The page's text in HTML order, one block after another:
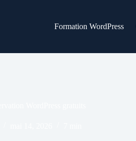
Formation WordPress